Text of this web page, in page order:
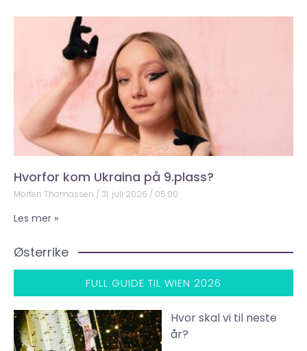
Hvorfor kom Ukraina på 9.plass?
Morten Thomassen 31. juli 2026 05:00
Les mer »
Østerrike
FULL GUIDE TIL WIEN 2026
Hvor skal vi til neste
år?